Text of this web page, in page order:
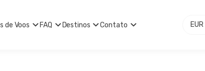
de Voos FAQ Destinos Contato EUR